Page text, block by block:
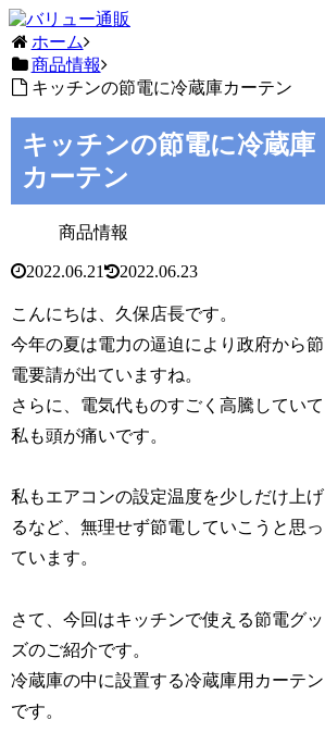
ホーム
商品情報
キッチンの節電に冷蔵庫カーテン
キッチンの節電に冷蔵庫
カーテン
商品情報
2022.06.21 2022.06.23
こんにちは、久保店長です。
今年の夏は電力の逼迫により政府から節
電要請が出ていますね。
さらに、電気代ものすごく高騰していて
私も頭が痛いです。
私もエアコンの設定温度を少しだけ上げ
るなど、無理せず節電していこうと思っ
ています。
さて、今回はキッチンで使える節電グッ
ズのご紹介です。
冷蔵庫の中に設置する冷蔵庫用カーテン
です。